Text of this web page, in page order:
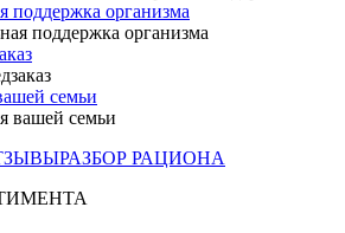
поддержка организма
семьи
РАЗБОР РАЦИОНА